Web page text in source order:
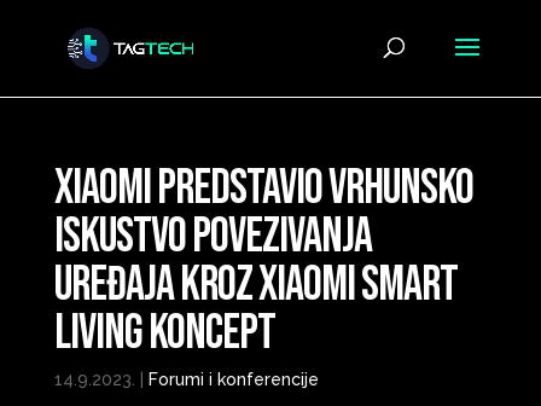
Xiaomi predstavio vrhunsko
iskustvo povezivanja
uređaja kroz Xiaomi Smart
Living koncept
14.9.2023. Forumi i konferencije